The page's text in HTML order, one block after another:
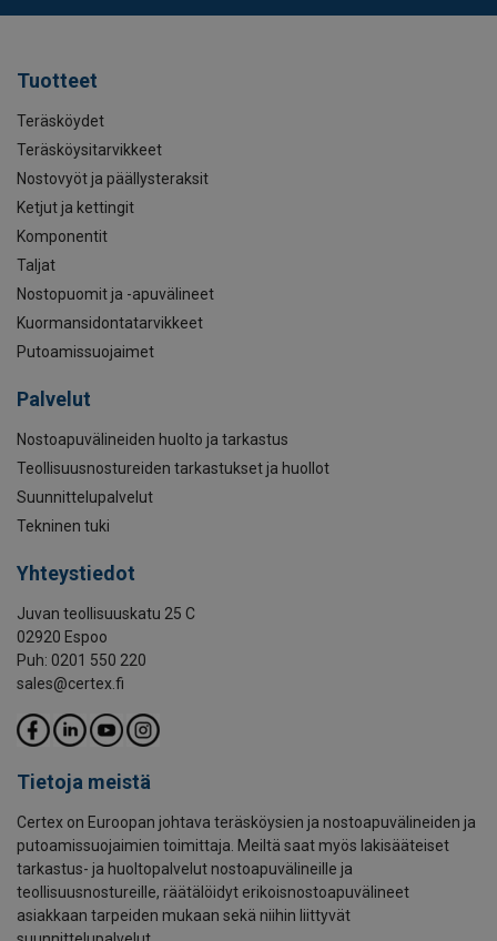
Tuotteet
Teräsköydet
Teräsköysitarvikkeet
Nostovyöt ja päällysteraksit
Ketjut ja kettingit
Komponentit
Taljat
Nostopuomit ja -apuvälineet
Kuormansidontatarvikkeet
Putoamissuojaimet
Palvelut
Nostoapuvälineiden huolto ja tarkastus
Teollisuusnostureiden tarkastukset ja huollot
Suunnittelupalvelut
Tekninen tuki
Yhteystiedot
Juvan teollisuuskatu 25 C
02920 Espoo
Puh: 0201 550 220
sales@certex.fi
Tietoja meistä
Certex on Euroopan johtava teräsköysien ja nostoapuvälineiden ja
putoamissuojaimien toimittaja. Meiltä saat myös lakisääteiset
tarkastus- ja huoltopalvelut nostoapuvälineille ja
teollisuusnostureille, räätälöidyt erikoisnostoapuvälineet
asiakkaan tarpeiden mukaan sekä niihin liittyvät